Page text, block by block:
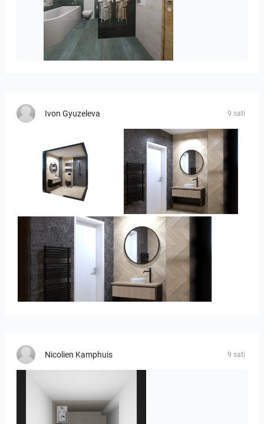
koupelna-01
Ivon Gyuzeleva 9 sati
Ivelin_7
Ivelin_7
Nicolien Kamphuis 9 sati